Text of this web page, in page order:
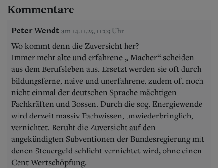
Kommentare
Peter Wendt am 14.11.25, 11:03 Uhr
Wo kommt denn die Zuversicht her?
Immer mehr alte und erfahrene „ Macher“ scheiden
aus dem Berufsleben aus. Ersetzt werden sie oft durch
bildungsferne, naive und unerfahrene, zudem oft noch
nicht einmal der deutschen Sprache mächtigen
Fachkräften und Bossen. Durch die sog. Energiewende
wird derzeit massiv Fachwissen, unwiederbringlich,
vernichtet. Beruht die Zuversicht auf den
angekündigten Subventionen der Bundesregierung mit
denen Steuergeld schlicht vernichtet wird, ohne einen
Cent Wertschöpfung.